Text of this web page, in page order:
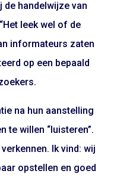
handelwijze van
leek wel of de
informateurs zaten
op een bepaald
na hun aanstelling
te willen “luisteren”.
Ik vind: wij
opstellen en goed